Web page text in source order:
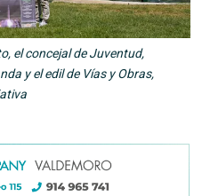
el concejal de Juventud,
y el edil de Vías y Obras,